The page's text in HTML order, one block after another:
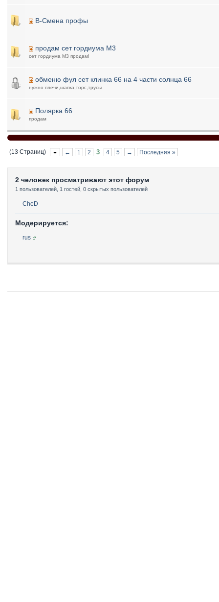
B-Смена профы
продам сет гордиума М3
сет гордиума М3 продам!
обменю фул сет клинка 66 на 4 части солнца 66
нужно плечи,шапка,торс,трусы
Полярка 66
продам
(13 Страниц) ← 1 2 3 4 5 → Последняя »
2 человек просматривают этот форум
1 пользователей, 1 гостей, 0 скрытых пользователей
CheD
Модерируется:
rus